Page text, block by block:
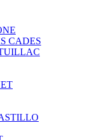
CADES